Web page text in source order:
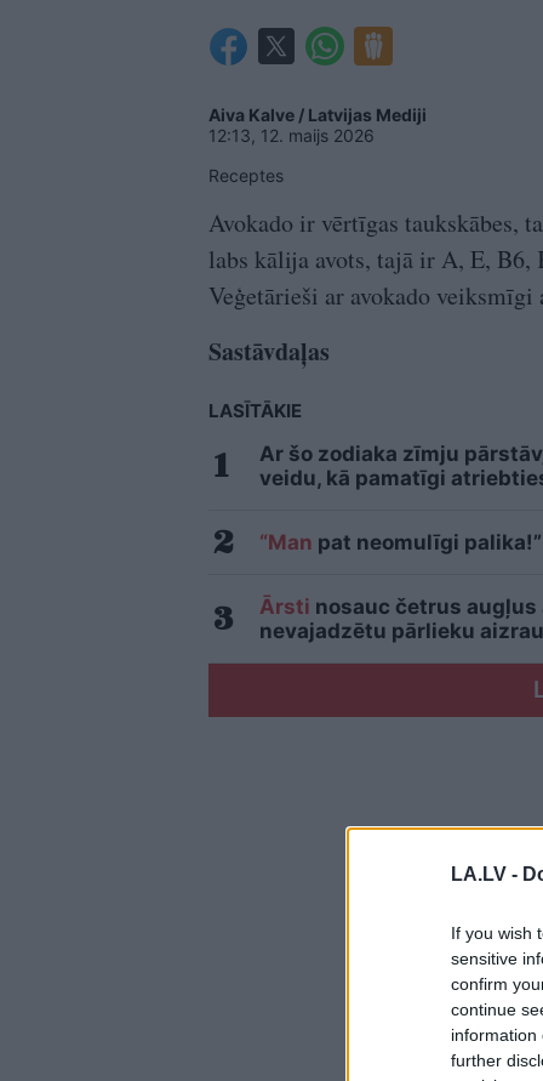
LA.LV -
If you wish
sensitive
confirm
continue
information
further
Aiva Kalve / Latvijas Mediji
12:13, 12. maijs 2026
Receptes
Avokado ir vērtīgas taukskābes,
labs kālija avots, tajā ir A, E,
Veģetārieši ar avokado veiksmīgi
Sastāvdaļas
LASĪTĀKIE
Ar šo zodiaka zīmju
veidu, kā pamatīgi
“Man pat neomulīgi
Ārsti nosauc četrus augļus
nevajadzētu pārlieku